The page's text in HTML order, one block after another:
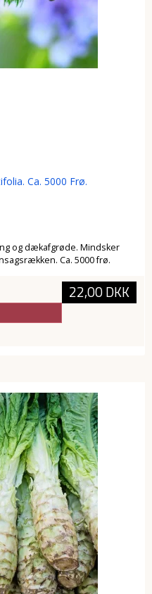
Ca. 5000 Frø.
og dækafgrøde. Mindsker
Ca. 5000 frø.
22,00 DKK